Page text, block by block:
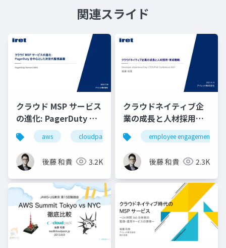
関連スライド
クラウド MSP サービス
の進化: PagerDuty を
中心とした次世代監視
基盤
aws cloudpack iret google cloud
後藤 和貴 3.2K
クラウドネイティブ企
業の成長と人材採用・
育成戦略 / Developer
eXperience Day
employee engagement
後藤 和貴 2.3K